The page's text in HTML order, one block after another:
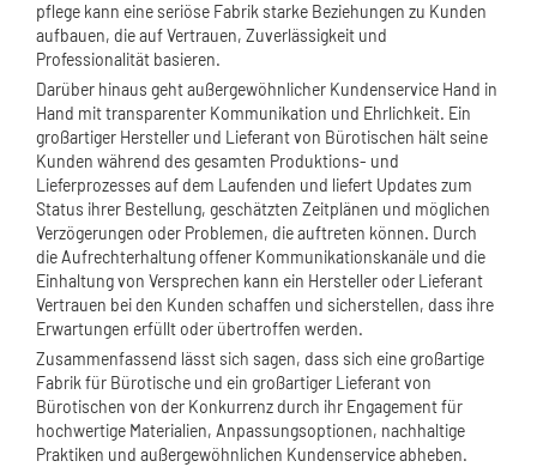
pflege kann eine seriöse Fabrik starke Beziehungen zu Kunden
aufbauen, die auf Vertrauen, Zuverlässigkeit und
Professionalität basieren.
Darüber hinaus geht außergewöhnlicher Kundenservice Hand in
Hand mit transparenter Kommunikation und Ehrlichkeit. Ein
großartiger Hersteller und Lieferant von Bürotischen hält seine
Kunden während des gesamten Produktions- und
Lieferprozesses auf dem Laufenden und liefert Updates zum
Status ihrer Bestellung, geschätzten Zeitplänen und möglichen
Verzögerungen oder Problemen, die auftreten können. Durch
die Aufrechterhaltung offener Kommunikationskanäle und die
Einhaltung von Versprechen kann ein Hersteller oder Lieferant
Vertrauen bei den Kunden schaffen und sicherstellen, dass ihre
Erwartungen erfüllt oder übertroffen werden.
Zusammenfassend lässt sich sagen, dass sich eine großartige
Fabrik für Bürotische und ein großartiger Lieferant von
Bürotischen von der Konkurrenz durch ihr Engagement für
hochwertige Materialien, Anpassungsoptionen, nachhaltige
Praktiken und außergewöhnlichen Kundenservice abheben.